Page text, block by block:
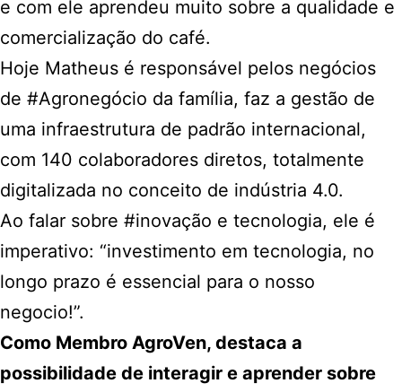
e com ele aprendeu muito sobre a qualidade e
comercialização do café.
Hoje Matheus é responsável pelos negócios
de #Agronegócio da família, faz a gestão de
uma infraestrutura de padrão internacional,
com 140 colaboradores diretos, totalmente
digitalizada no conceito de indústria 4.0.
Ao falar sobre #inovação e tecnologia, ele é
imperativo: “investimento em tecnologia, no
longo prazo é essencial para o nosso
negocio!”.
Como Membro AgroVen, destaca a
possibilidade de interagir e aprender sobre